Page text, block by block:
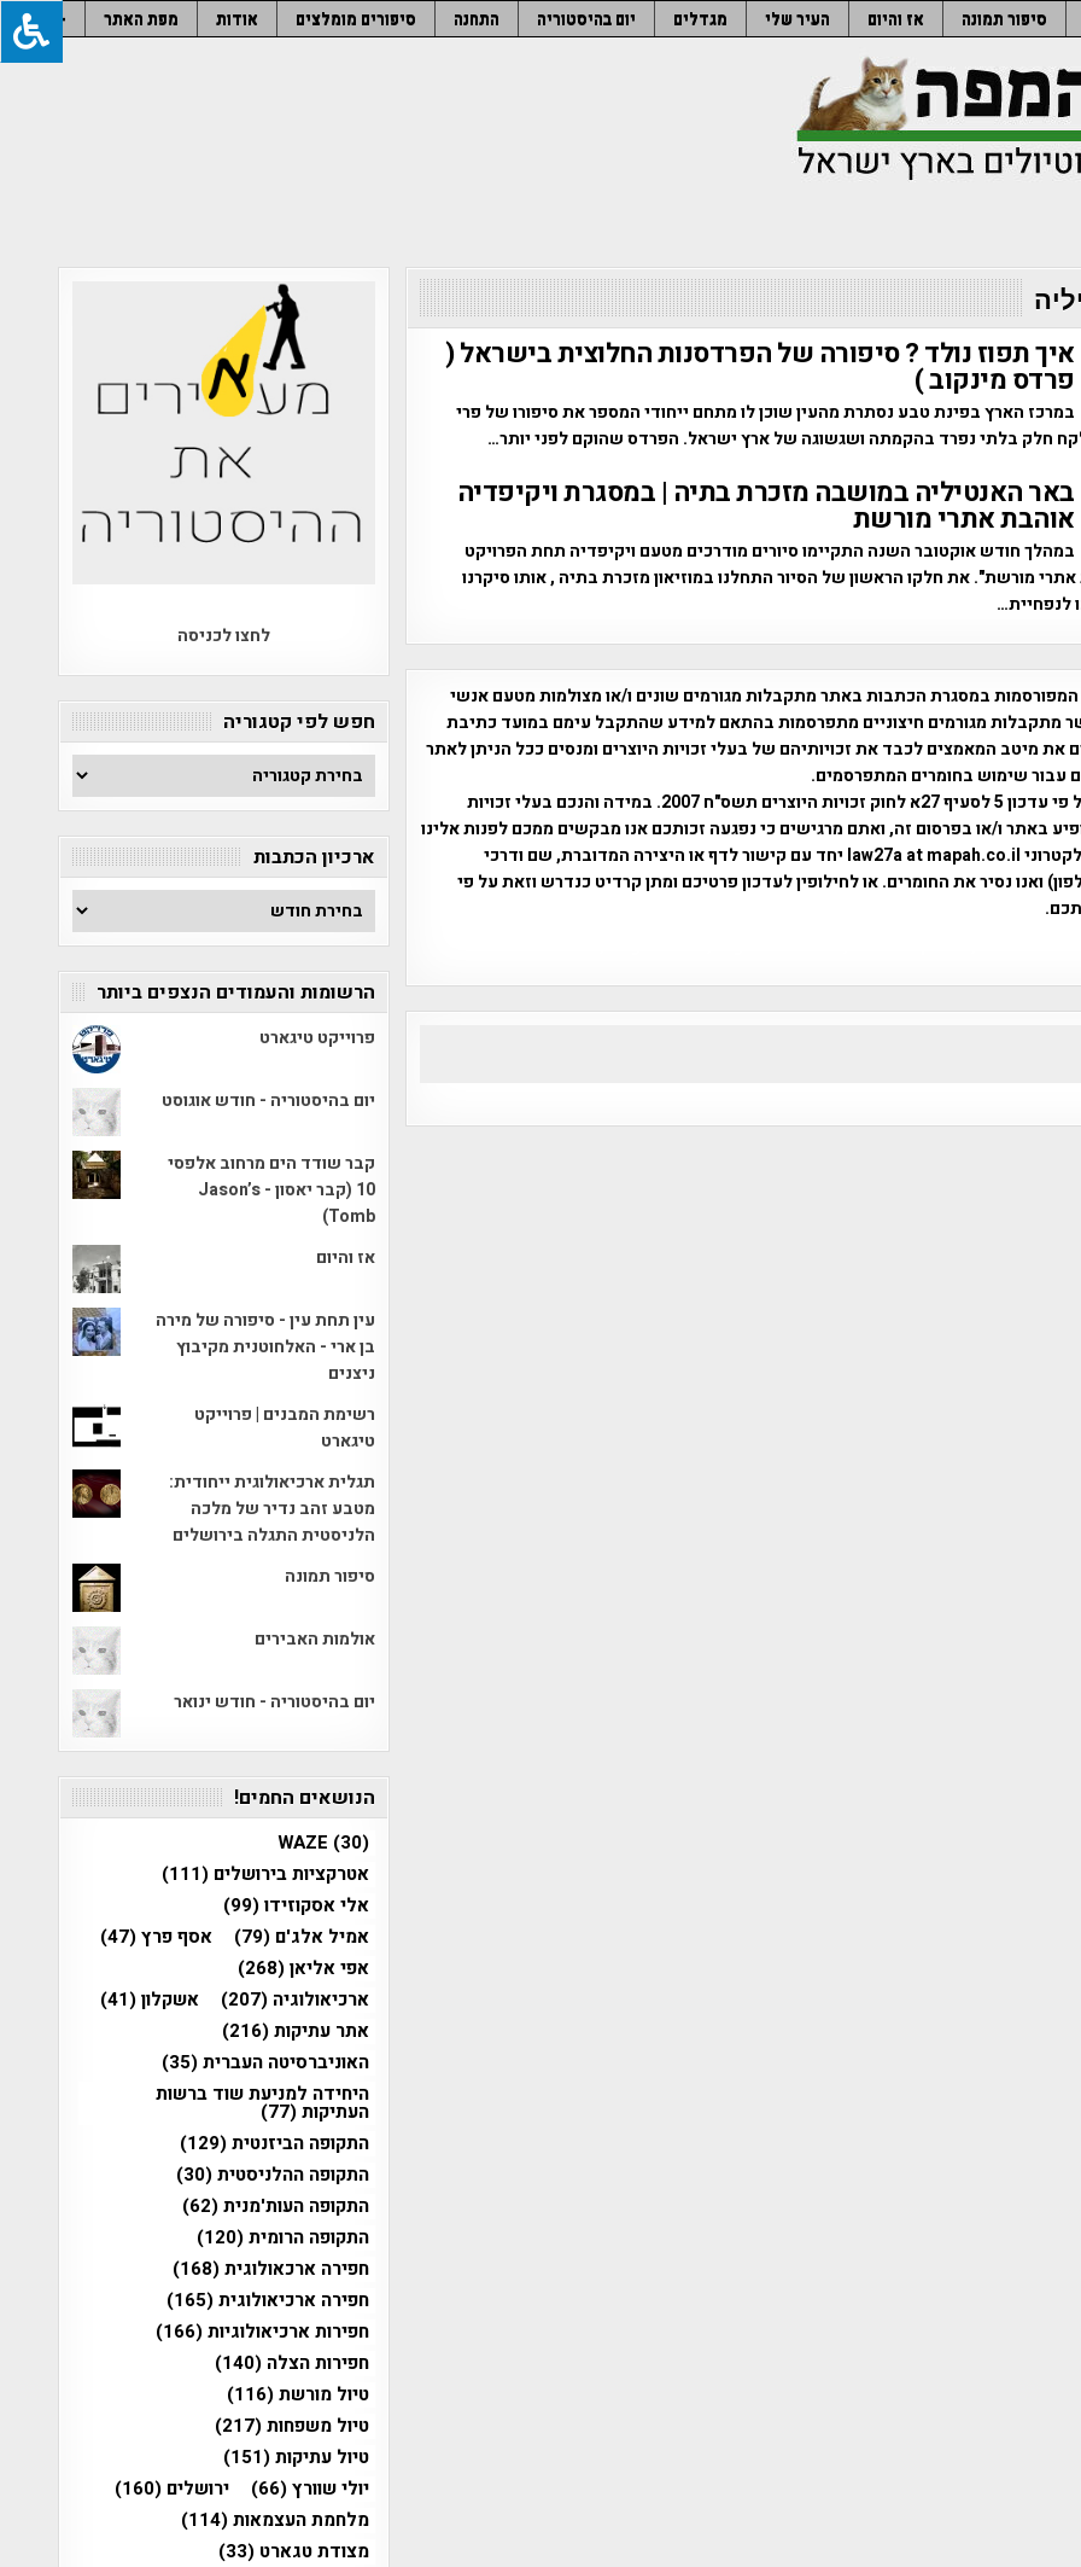
סיפור תמונה אז והיום העיר שלי מגדלים יום בהיסטוריה התחנה סיפורים מומלצים אודות מפת האתר –
איך תפוז נולד ? סיפורה של הפרדסנות החלוצית בישראל (
פרדס מינקוב )
במרכז הארץ בפינת טבע נסתרת מהעין שוכן לו מתחם ייחודי המספר את סיפורו של פרי
חלק בלתי נפרד בהקמתה ושגשוגה של ארץ ישראל. הפרדס שהוקם לפני יותר…
באר האנטיליה במושבה מזכרת בתיה | במסגרת ויקיפדיה
אוהבת אתרי מורשת
במהלך חודש אוקטובר השנה התקיימו סיורים מודרכים מטעם ויקיפדיה תחת הפרויקט
מורשת". את חלקו הראשון של הסיור התחלנו במוזיאון מזכרת בתיה , אותו סיקרנו
לנפחיית…
המפורסמות במסגרת הכתבות באתר מתקבלות מגורמים שונים ו/או מצולמות מטעם אנשי
מתקבלות מגורמים חיצוניים מתפרסמות בהתאם למידע שהתקבל עימם במועד כתיבת
את מיטב המאמצים לכבד את זכויותיהם של בעלי זכויות היוצרים ומנסים ככל הניתן לאתר
עבור שימוש בחומרים המתפרסמים.
השימוש נעשה על פי עדכון 5 לסעיף 27א לחוק זכויות היוצרים תשס"ח 2007. במידה והנכם בעלי זכויות
באתר ו/או בפרסום זה, ואתם מרגישים כי נפגעה זכותכם אנו מבקשים ממכם לפנות אלינו
באמצעות דואר אלקטרוני law27a at mapah.co.il יחד עם קישור לדף או היצירה המדוברת, שם ודרכי
ואנו נסיר את החומרים. או לחילופין לעדכון פרטיכם ומתן קרדיט כנדרש וזאת על פי
לחצו לכניסה
חפש לפי קטגוריה
חפש
לפי
קטגוריה
ארכיון הכתבות
ארכיון
הכתבות
הרשומות והעמודים הנצפים ביותר
פרוייקט טיגארט
יום בהיסטוריה - חודש אוגוסט
קבר שודד הים מרחוב אלפסי
10 (קבר יאסון - Jason’s
Tomb)
אז והיום
עין תחת עין - סיפורה של מירה
בן ארי - האלחוטנית מקיבוץ
ניצנים
רשימת המבנים | פרוייקט
טיגארט
תגלית ארכיאולוגית ייחודית:
מטבע זהב נדיר של מלכה
הלניסטית התגלה בירושלים
סיפור תמונה
אולמות האבירים
יום בהיסטוריה - חודש ינואר
הנושאים החמים!
WAZE (30)
אטרקציות בירושלים (111)
אלי אסקוזידו(99)
אמיל אלג'ם (79) אסף פרץ(47)
אפי אליאן(268)
ארכיאולוגיה (207) אשקלון(41)
אתר עתיקות(216)
האוניברסיטה העברית(35)
היחידה למניעת שוד ברשות
העתיקות(77)
התקופה הביזנטית(129)
התקופה ההלניסטית(30)
התקופה העות'מנית(62)
התקופה הרומית(120)
חפירה ארכאולוגית(168)
חפירה ארכיאולוגית(165)
חפירות ארכיאולוגיות(166)
חפירות הצלה (140)
טיול מורשת(116)
טיול משפחות(217)
טיול עתיקות(151)
יולי שוורץ(66) ירושלים (160)
מלחמת העצמאות(114)
מצודת טגארט (33)